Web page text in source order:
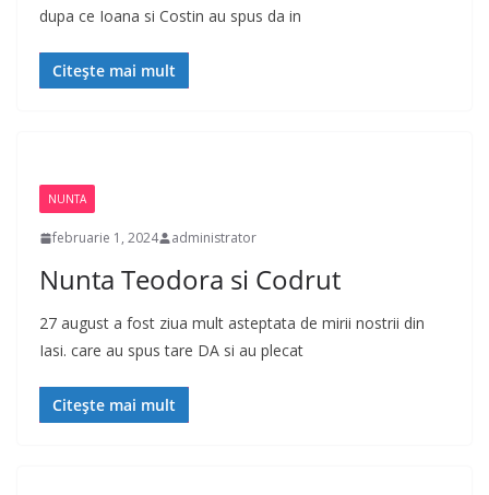
dupa ce Ioana si Costin au spus da in
Citește mai mult
NUNTA
februarie 1, 2024 administrator
Nunta Teodora si Codrut
27 august a fost ziua mult asteptata de mirii nostrii din
Iasi. care au spus tare DA si au plecat
Citește mai mult